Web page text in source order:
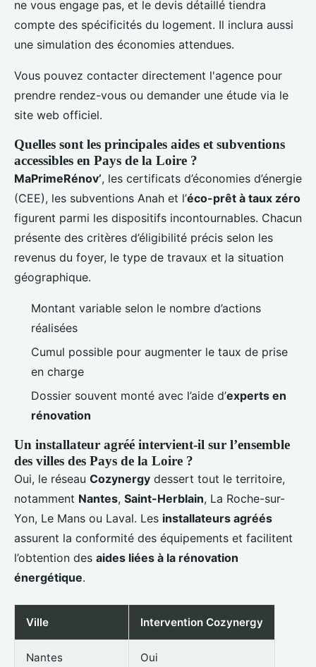
ne vous engage pas, et le devis détaillé tiendra
compte des spécificités du logement. Il inclura aussi
une simulation des économies attendues.
Vous pouvez contacter directement l'agence pour
prendre rendez-vous ou demander une étude via le
site web officiel.
Quelles sont les principales aides et subventions
accessibles en Pays de la Loire ?
MaPrimeRénov’, les certificats d’économies d’énergie
(CEE), les subventions Anah et l’éco-prêt à taux zéro
figurent parmi les dispositifs incontournables. Chacun
présente des critères d’éligibilité précis selon les
revenus du foyer, le type de travaux et la situation
géographique.
Montant variable selon le nombre d’actions
réalisées
Cumul possible pour augmenter le taux de prise
en charge
Dossier souvent monté avec l’aide d’experts en
rénovation
Un installateur agréé intervient-il sur l’ensemble
des villes des Pays de la Loire ?
Oui, le réseau Cozynergy dessert tout le territoire,
notamment Nantes, Saint-Herblain, La Roche-sur-
Yon, Le Mans ou Laval. Les installateurs agréés
assurent la conformité des équipements et facilitent
l’obtention des aides liées à la rénovation
énergétique.
Ville Intervention Cozynergy
Nantes Oui